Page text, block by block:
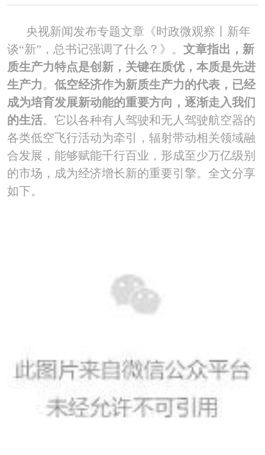
央视新闻发布专题文章《时政微观察丨新年
谈“新”，总书记强调了什么？》。 文章指出，新
质生产力特点是创新，关键在质优，本质是先进
生产力。 低空经济作为新质生产力的代表，已经
成为培育发展新动能的重要方向，逐渐走入我们
的生活。它以各种有人驾驶和无人驾驶航空器的
各类低空飞行活动为牵引，辐射带动相关领域融
合发展，能够赋能千行百业，形成至少万亿级别
的市场，成为经济增长新的重要引擎。全文分享
如下。